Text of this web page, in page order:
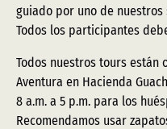
guiado por uno de
Todos los participantes
Todos nuestros tours están
Aventura en Hacienda
8 a.m. a 5 p.m. para los
Recomendamos usar